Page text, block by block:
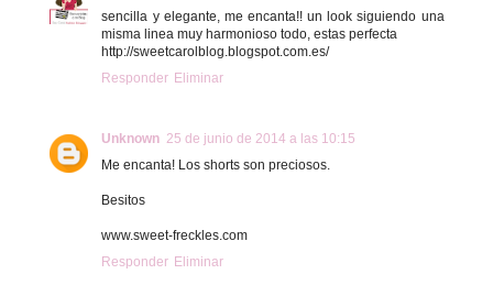
sencilla y elegante, me encanta!! un look siguiendo una
misma linea muy harmonioso todo, estas perfecta
http://sweetcarolblog.blogspot.com.es/
Responder Eliminar
Unknown 25 de junio de 2014 a las 10:15
Me encanta! Los shorts son preciosos.
Besitos
www.sweet-freckles.com
Responder Eliminar